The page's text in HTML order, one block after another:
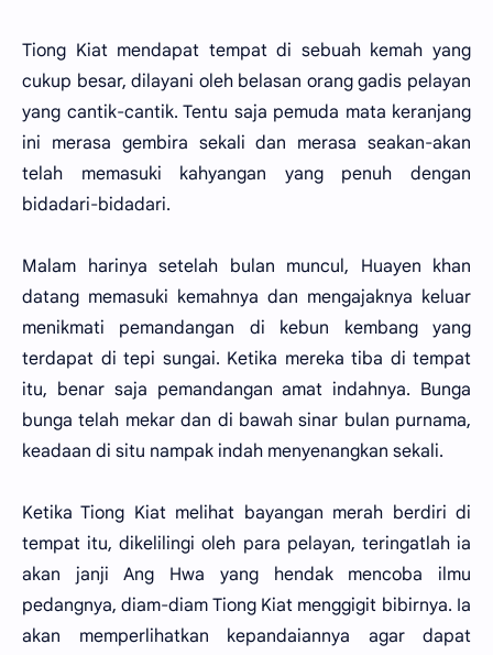
Tiong Kiat mendapat tempat di sebuah kemah yang
cukup besar, dilayani oleh belasan orang gadis pelayan
yang cantik-cantik. Tentu saja pemuda mata keranjang
ini merasa gembira sekali dan merasa seakan-akan
telah memasuki kahyangan yang penuh dengan
bidadari-bidadari.
Malam harinya setelah bulan muncul, Huayen khan
datang memasuki kemahnya dan mengajaknya keluar
menikmati pemandangan di kebun kembang yang
terdapat di tepi sungai. Ketika mereka tiba di tempat
itu, benar saja pemandangan amat indahnya. Bunga
bunga telah mekar dan di bawah sinar bulan purnama,
keadaan di situ nampak indah menyenangkan sekali.
Ketika Tiong Kiat melihat bayangan merah berdiri di
tempat itu, dikelilingi oleh para pelayan, teringatlah ia
akan janji Ang Hwa yang hendak mencoba ilmu
pedangnya, diam-diam Tiong Kiat menggigit bibirnya. Ia
akan memperlihatkan kepandaiannya agar dapat